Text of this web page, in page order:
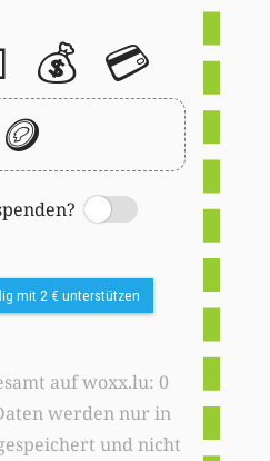
💰 💳
🪙
Switch
mit 2 € unterstützen
auf woxx.lu: 0
werden nur in
und nicht